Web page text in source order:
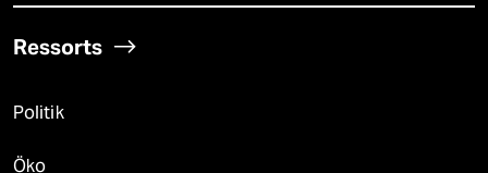
Ressorts
Politik
Öko